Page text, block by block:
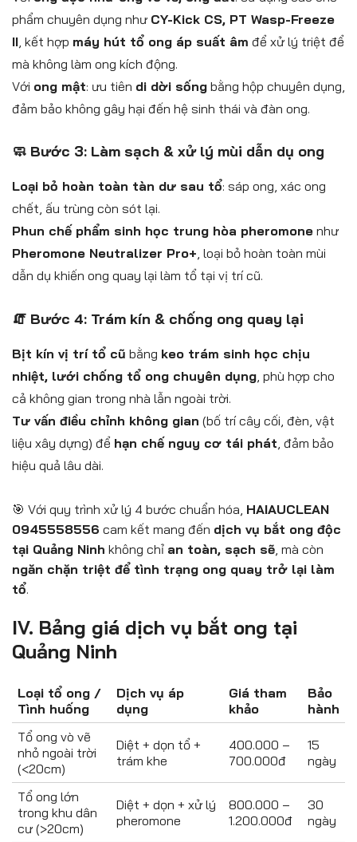
phẩm chuyên dụng như CY-Kick CS, PT Wasp-Freeze
II , kết hợp máy hút tổ ong áp suất âm để xử lý triệt để
mà không làm ong kích động.
Với ong mật: ưu tiên di dời sống bằng hộp chuyên dụng,
đảm bảo không gây hại đến hệ sinh thái và đàn ong.
🧼 Bước 3: Làm sạch & xử lý mùi dẫn dụ ong
Loại bỏ hoàn toàn tàn dư sau tổ: sáp ong, xác ong
chết, ấu trùng còn sót lại.
Phun chế phẩm sinh học trung hòa pheromone như
Pheromone Neutralizer Pro+, loại bỏ hoàn toàn mùi
dẫn dụ khiến ong quay lại làm tổ tại vị trí cũ.
🧯 Bước 4: Trám kín & chống ong quay lại
Bịt kín vị trí tổ cũ bằng keo trám sinh học chịu
nhiệt, lưới chống tổ ong chuyên dụng, phù hợp cho
cả không gian trong nhà lẫn ngoài trời.
Tư vấn điều chỉnh không gian (bố trí cây cối, đèn, vật
liệu xây dựng) để hạn chế nguy cơ tái phát, đảm bảo
hiệu quả lâu dài.
🎯 Với quy trình xử lý 4 bước chuẩn hóa, HAIAUCLEAN
0945558556 cam kết mang đến dịch vụ bắt ong độc
tại Quảng Ninh không chỉ an toàn, sạch sẽ, mà còn
ngăn chặn triệt để tình trạng ong quay trở lại làm
tổ.
IV. Bảng giá dịch vụ bắt ong tại
Quảng Ninh
Loại tổ ong /
Tình huống
Dịch vụ áp
dụng
Giá tham
khảo
Bảo
hành
Tổ ong vò vẽ
nhỏ ngoài trời
(<20cm)
Diệt + dọn tổ +
trám khe
400.000 –
700.000đ
15
ngày
Tổ ong lớn
trong khu dân
cư (>20cm)
Diệt + dọn + xử lý
pheromone
800.000 –
1.200.000đ
30
ngày